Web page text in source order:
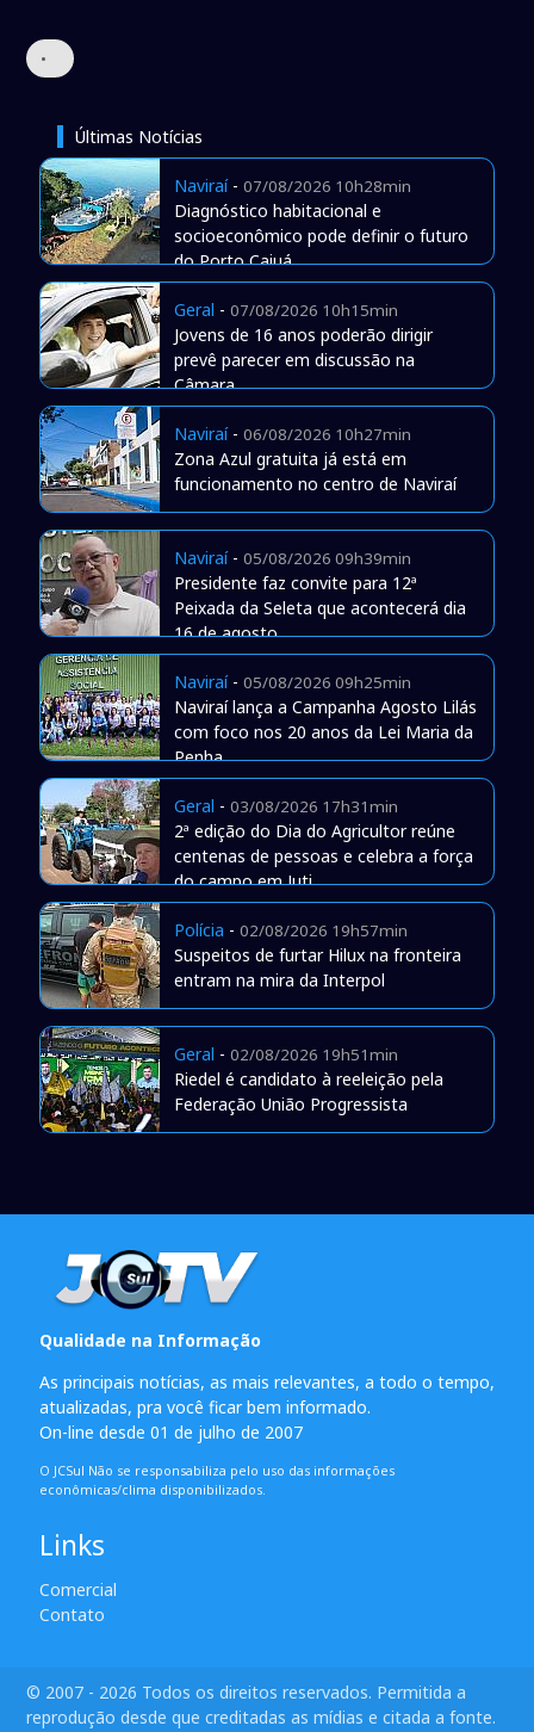
•
Últimas Notícias
Naviraí- 07/08/2026 10h28min
Diagnóstico habitacional e
socioeconômico pode definir o futuro
do Porto Caiuá
Geral - 07/08/2026 10h15min
Jovens de 16 anos poderão dirigir
prevê parecer em discussão na
Câmara
Naviraí- 06/08/2026 10h27min
Zona Azul gratuita já está em
funcionamento no centro de Naviraí
Naviraí- 05/08/2026 09h39min
Presidente faz convite para 12ª
Peixada da Seleta que acontecerá dia
16 de agosto
Naviraí- 05/08/2026 09h25min
Naviraí lança a Campanha Agosto Lilás
com foco nos 20 anos da Lei Maria da
Penha
Geral - 03/08/2026 17h31min
2ª edição do Dia do Agricultor reúne
centenas de pessoas e celebra a força
do campo em Juti
Polícia - 02/08/2026 19h57min
Suspeitos de furtar Hilux na fronteira
entram na mira da Interpol
Geral - 02/08/2026 19h51min
Riedel é candidato à reeleição pela
Federação União Progressista
Qualidade na Informação
As principais notícias, as mais relevantes, a todo o tempo,
atualizadas, pra você ficar bem informado.
On-line desde 01 de julho de 2007
O JCSul Não se responsabiliza pelo uso das informações
econômicas/clima disponibilizados.
Links
Comercial
Contato
© 2007 - 2026 Todos os direitos reservados. Permitida a
reprodução desde que creditadas as mídias e citada a fonte.